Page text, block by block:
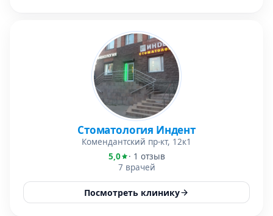
Стоматология Индент
Комендантский пр-кт, 12к1
5,0
· 1 отзыв
7 врачей
Посмотреть клинику